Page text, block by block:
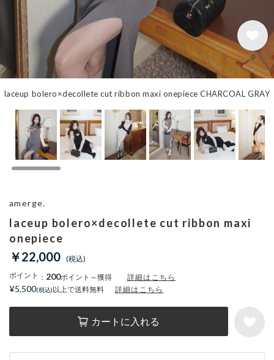
laceup bolero×decollete cut ribbon maxi onepiece CHARCOAL GRAY
9
laceup bolero×decollete cut ribbon maxi
onepiece
￥22,000
ポイント ： 200ポイント～獲得 詳細はこちら
カートに入れる
amerge.
¥5,500 以上で送料無料 詳細はこちら